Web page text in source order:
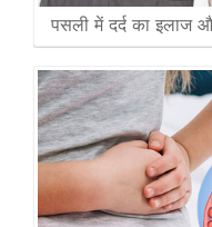
पसली में दर्द का